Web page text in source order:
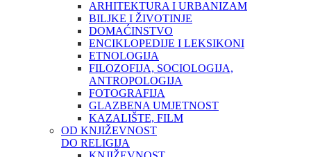
ARHITEKTURA I URBANIZAM
BILJKE I ŽIVOTINJE
DOMAĆINSTVO
ENCIKLOPEDIJE I LEKSIKONI
ETNOLOGIJA
FILOZOFIJA, SOCIOLOGIJA,
ANTROPOLOGIJA
FOTOGRAFIJA
GLAZBENA UMJETNOST
KAZALIŠTE, FILM
OD KNJIŽEVNOST
DO RELIGIJA